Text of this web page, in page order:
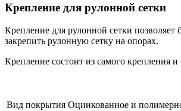
Крепление для рулонной сетки
Крепление для рулонной сетки позволяет
закрепить рулонную сетку на опорах.
Крепление состоит из самого крепления и
Вид покрытия Оцинкованное и